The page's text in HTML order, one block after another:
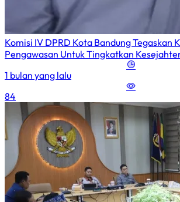
Komisi IV DPRD Kota Bandung Tegaskan
Pengawasan Untuk Tingkatkan
1 bulan yang lalu
84